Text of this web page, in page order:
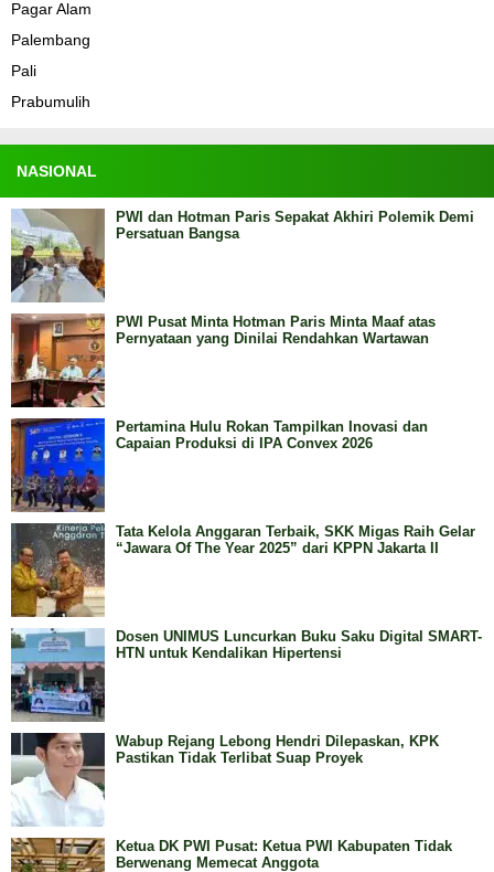
Pagar Alam
Palembang
Pali
Prabumulih
NASIONAL
PWI dan Hotman Paris Sepakat Akhiri Polemik Demi
Persatuan Bangsa
PWI Pusat Minta Hotman Paris Minta Maaf atas
Pernyataan yang Dinilai Rendahkan Wartawan
Pertamina Hulu Rokan Tampilkan Inovasi dan
Capaian Produksi di IPA Convex 2026
Tata Kelola Anggaran Terbaik, SKK Migas Raih Gelar
“Jawara Of The Year 2025” dari KPPN Jakarta II
Dosen UNIMUS Luncurkan Buku Saku Digital SMART-
HTN untuk Kendalikan Hipertensi
Wabup Rejang Lebong Hendri Dilepaskan, KPK
Pastikan Tidak Terlibat Suap Proyek
Ketua DK PWI Pusat: Ketua PWI Kabupaten Tidak
Berwenang Memecat Anggota